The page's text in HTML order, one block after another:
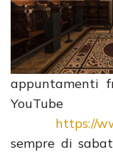
appuntamenti
https://
sempre di